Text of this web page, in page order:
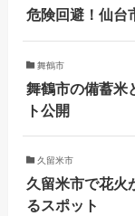
危険回避！仙台
舞鶴市
舞鶴市の備蓄米
ト公開
久留米市
久留米市で花火
るスポット